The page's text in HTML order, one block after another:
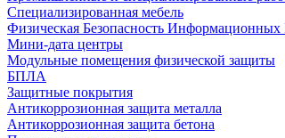
Специализированная мебель
Физическая Безопасность Информационных
Мини-дата центры
Модульные помещения физической защиты
БПЛА
Защитные покрытия
Антикоррозионная защита металла
Антикоррозионная защита бетона